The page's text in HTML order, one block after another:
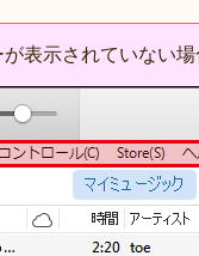
表示されていない場